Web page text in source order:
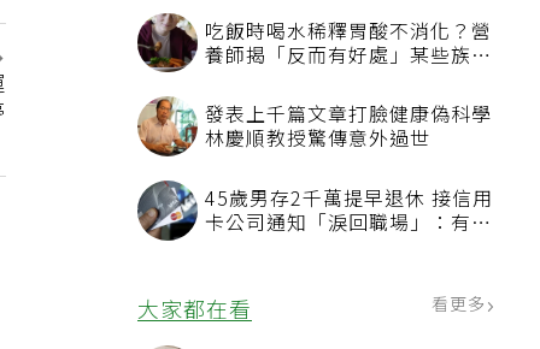
吃飯時喝水稀釋胃酸不消化？營
養師揭「反而有好處」某些族群
發表上千篇文章打臉健康偽科學
林慶順教授驚傳意外過世
45歲男存2千萬提早退休 接信用
卡公司通知「淚回職場」：有錢
大家都在看 看更多